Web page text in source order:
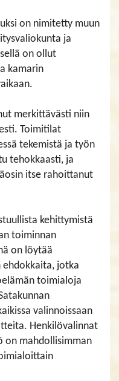
on nimitetty muun
ja
on ollut
kamarin
merkittävästi niin
Toimitilat
tekemistä ja työn
tehokkaasti, ja
itse rahoittanut
kehittymistä
toiminnan
on löytää
ehdokkaita, jotka
toimialoja
valinnoissaan
Henkilövalinnat
on mahdollisimman